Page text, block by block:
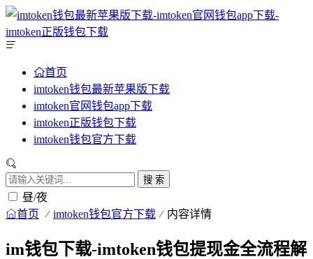
首页
imtoken钱包最新苹果版下载
imtoken官网钱包app下载
imtoken正版钱包下载
imtoken钱包官方下载
搜 索
昼/夜
首页 imtoken钱包官方下载 内容详情
im钱包下载-imtoken钱包提现金全流程解